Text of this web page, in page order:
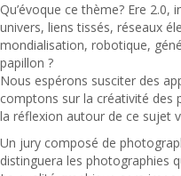
Qu’évoque ce thème? Ere
univers, liens tissés, réseaux
mondialisation, robotique,
papillon ?
Nous espérons susciter des
comptons sur la créativité des
la réflexion autour de ce sujet
Un jury composé de
distinguera les photographies